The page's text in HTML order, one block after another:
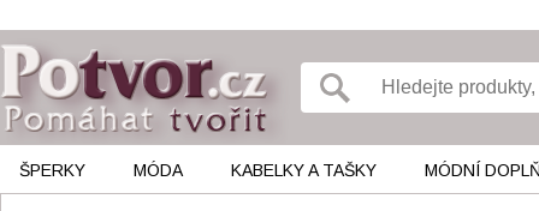
ŠPERKY MÓDA KABELKY A TAŠKY MÓDNÍ